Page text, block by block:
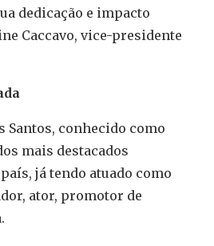
dedicação e impacto
Caccavo, vice-presidente
Santos, conhecido como
mais destacados
já tendo atuado como
ator, promotor de